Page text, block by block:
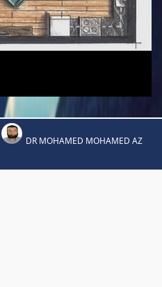
DR MOHAMED MOHAMED AZ